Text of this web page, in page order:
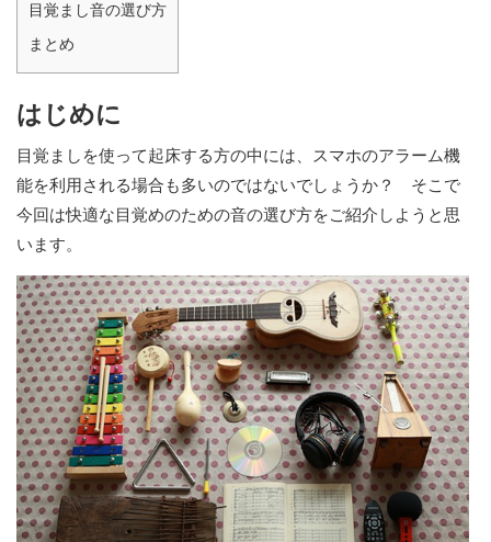
目覚まし音の選び方
まとめ
はじめに
目覚ましを使って起床する方の中には、スマホのアラーム機
能を利用される場合も多いのではないでしょうか？ そこで
今回は快適な目覚めのための音の選び方をご紹介しようと思
います。